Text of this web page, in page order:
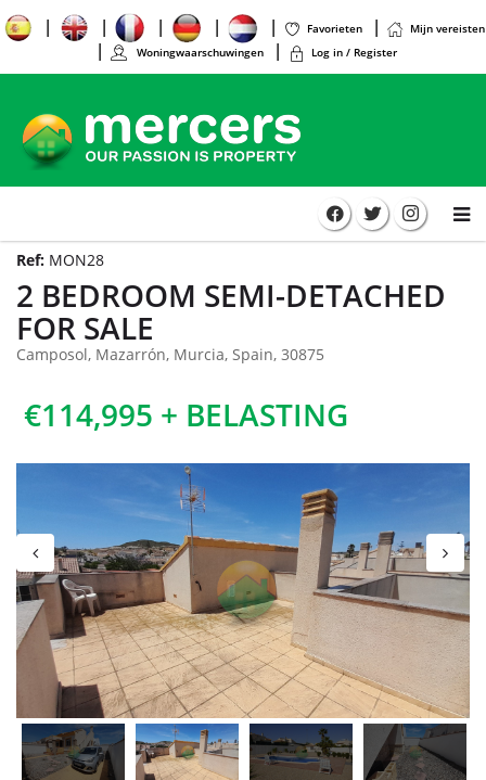
Favorieten
Mijn vereisten
Woningwaarschuwingen
Log in / Register
Ref: MON28
2 BEDROOM SEMI-DETACHED
FOR SALE
Camposol, Mazarrón, Murcia, Spain, 30875
€114,995 + BELASTING